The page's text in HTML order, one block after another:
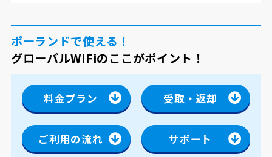
ポーランドで使える！
グローバルWiFiのここがポイント！
料金プラン 受取・返却
ご利用の流れ サポート